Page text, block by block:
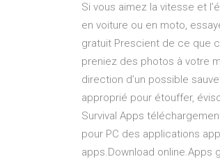
Si vous aimez la vitesse et
en voiture ou en moto,
gratuit Prescient de ce que
preniez des photos à votre
direction d’un possible
approprié pour étouffer,
Survival Apps
pour PC des applications
apps.Download online.Apps